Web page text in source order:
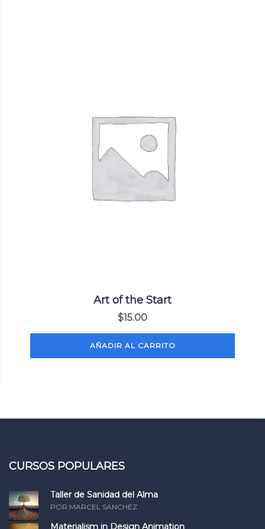
Art of the Start
$15.00
AÑADIR AL CARRITO
CURSOS POPULARES
Taller de Sanidad del Alma
POR MARCEL SANCHEZ
Materialism in Design Animation